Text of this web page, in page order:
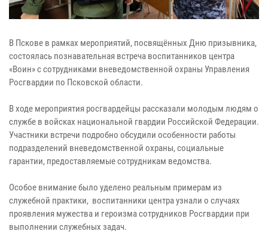
В Пскове в рамках мероприятий, посвящённых Дню призывника,
состоялась познавательная встреча воспитанников центра
«Воин» с сотрудниками вневедомственной охраны Управления
Росгвардии по Псковской области.
В ходе мероприятия росгвардейцы рассказали молодым людям о
службе в войсках национальной гвардии Российской Федерации.
Участники встречи подробно обсудили особенности работы
подразделений вневедомственной охраны, социальные
гарантии, предоставляемые сотрудникам ведомства.
Особое внимание было уделено реальным примерам из
служебной практики, воспитанники центра узнали о случаях
проявления мужества и героизма сотрудников Росгвардии при
выполнении служебных задач.